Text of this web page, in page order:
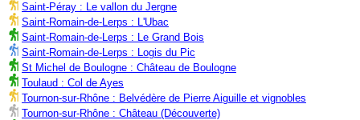
Saint-Péray : Le vallon du Jergne
Saint-Romain-de-Lerps : L'Ubac
Saint-Romain-de-Lerps : Le Grand Bois
Saint-Romain-de-Lerps : Logis du Pic
St Michel de Boulogne : Château de Boulogne
Toulaud : Col de Ayes
Tournon-sur-Rhône : Belvédère de Pierre Aiguille et vignobles
Tournon-sur-Rhône : Château (Découverte)